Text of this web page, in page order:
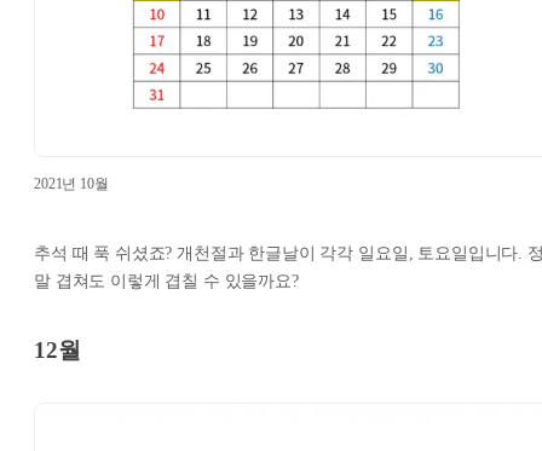
2021년 10월
추석 때 푹 쉬셨죠? 개천절과 한글날이 각각 일요일, 토요일입니다.
말 겹쳐도 이렇게 겹칠 수 있을까요?
12월